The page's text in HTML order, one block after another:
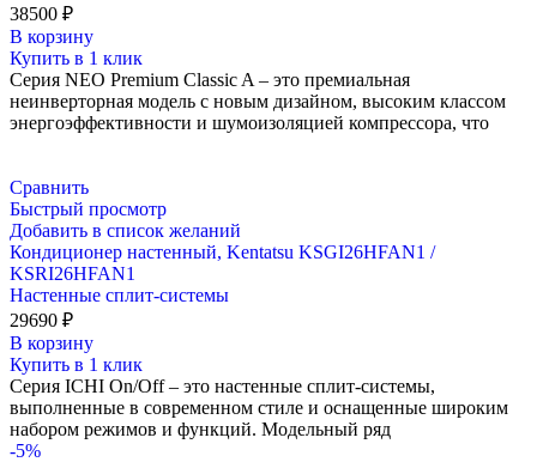
38500 ₽
В корзину
Купить в 1 клик
Серия NEO Premium Classic A – это премиальная
неинверторная модель с новым дизайном, высоким классом
энергоэффективности и шумоизоляцией компрессора, что
Сравнить
Быстрый просмотр
Добавить в список желаний
Кондиционер настенный, Kentatsu KSGI26HFAN1 /
KSRI26HFAN1
Настенные сплит-системы
29690 ₽
В корзину
Купить в 1 клик
Серия ICHI On/Off – это настенные сплит-системы,
выполненные в современном стиле и оснащенные широким
набором режимов и функций. Модельный ряд
-5%